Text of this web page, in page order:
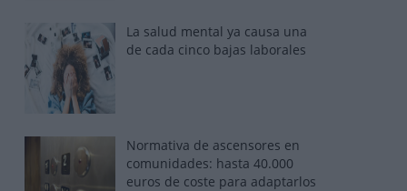
La salud mental ya causa una
de cada cinco bajas laborales
Normativa de ascensores en
comunidades: hasta 40.000
euros de coste para adaptarlos